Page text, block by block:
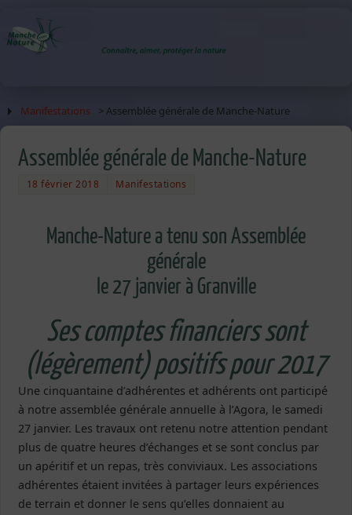
Manifestations > Assemblée générale de Manche-Nature
Assemblée générale de Manche-Nature
18 février 2018 Manifestations
Manche-Nature a tenu son Assemblée
générale
le 27 janvier à Granville
Ses comptes financiers sont
(légèrement) positifs pour 2017
Une cinquantaine d’adhérentes et adhérents ont participé
à notre assemblée générale annuelle à l’Agora, le samedi
27 janvier. Les travaux ont retenu notre attention pendant
plus de quatre heures d’échanges et se sont conclus par
un apéritif et un repas, très conviviaux. Les associations
adhérentes étaient invitées à partager leurs expériences
de terrain et donner le sens qu’elles donnaient au